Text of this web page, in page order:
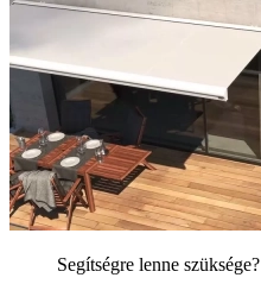
Segítségre lenne szüksége?